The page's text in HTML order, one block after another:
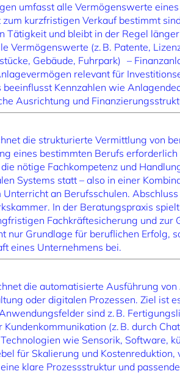
umfasst alle Vermögenswerte
zum kurzfristigen Verkauf bestimmt
Tätigkeit und bleibt in der Regel
Vermögenswerte (z. B. Patente,
Gebäude, Fuhrpark) –
relevant für
beeinflusst Kennzahlen wie
Ausrichtung und
die strukturierte Vermittlung von
eines bestimmten Berufs
nötige Fachkompetenz und
Systems statt – also in einer
an Berufsschulen.
In der Beratungspraxis
Fachkräftesicherung und
nur Grundlage für beruflichen Erfolg,
eines Unternehmens bei.
die automatisierte Ausführung
oder digitalen Prozessen. Ziel ist
sind z. B.
Kundenkommunikation (z. B. durch
wie Sensorik, Software,
für Skalierung und
klare Prozessstruktur und